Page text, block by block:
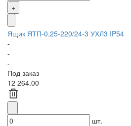
Ящик ЯТП-0,25-220/24-3 УХЛ3 IP54
-
-
-
Под заказ
12 264.00
шт.